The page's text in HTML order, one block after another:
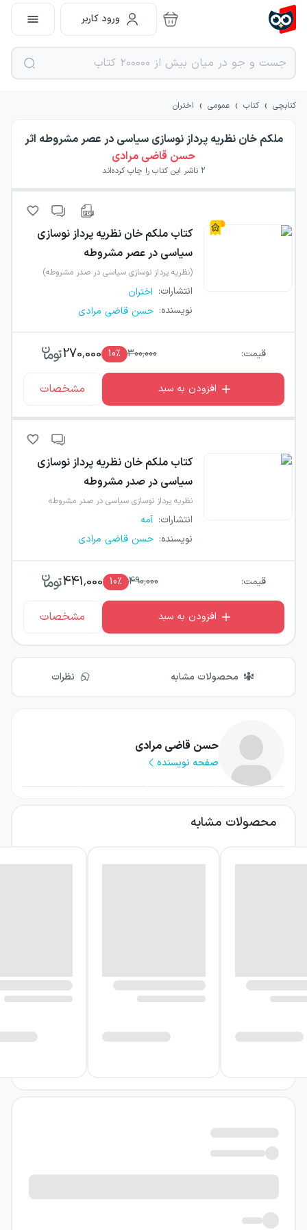
ورود کاربر
کتابچی › کتاب › عمومی › اختران
ملکم خان نظریه پرداز نوسازی سیاسی در عصر مشروطه اثر
حسن قاضی مرادی
2 ناشر این کتاب را چاپ کرده‌اند
کتاب ملکم خان نظریه پرداز نوسازی
سیاسی در عصر مشروطه
(نظریه پرداز نوسازی سیاسی در صدر مشروطه)
انتشارات: اختران
نویسنده: حسن قاضی مرادی
قیمت: 300,000
10٪ 270,000
افزودن به سبد مشخصات
کتاب ملکم خان نظریه پرداز نوسازی
سیاسی در صدر مشروطه
نظریه پرداز نوسازی سیاسی در صدر مشروطه
انتشارات: آمه
نویسنده: حسن قاضی مرادی
قیمت: 490,000
10٪ 441,000
افزودن به سبد مشخصات
محصولات مشابه نظرات
حسن قاضی مرادی
صفحه نویسنده
محصولات مشابه